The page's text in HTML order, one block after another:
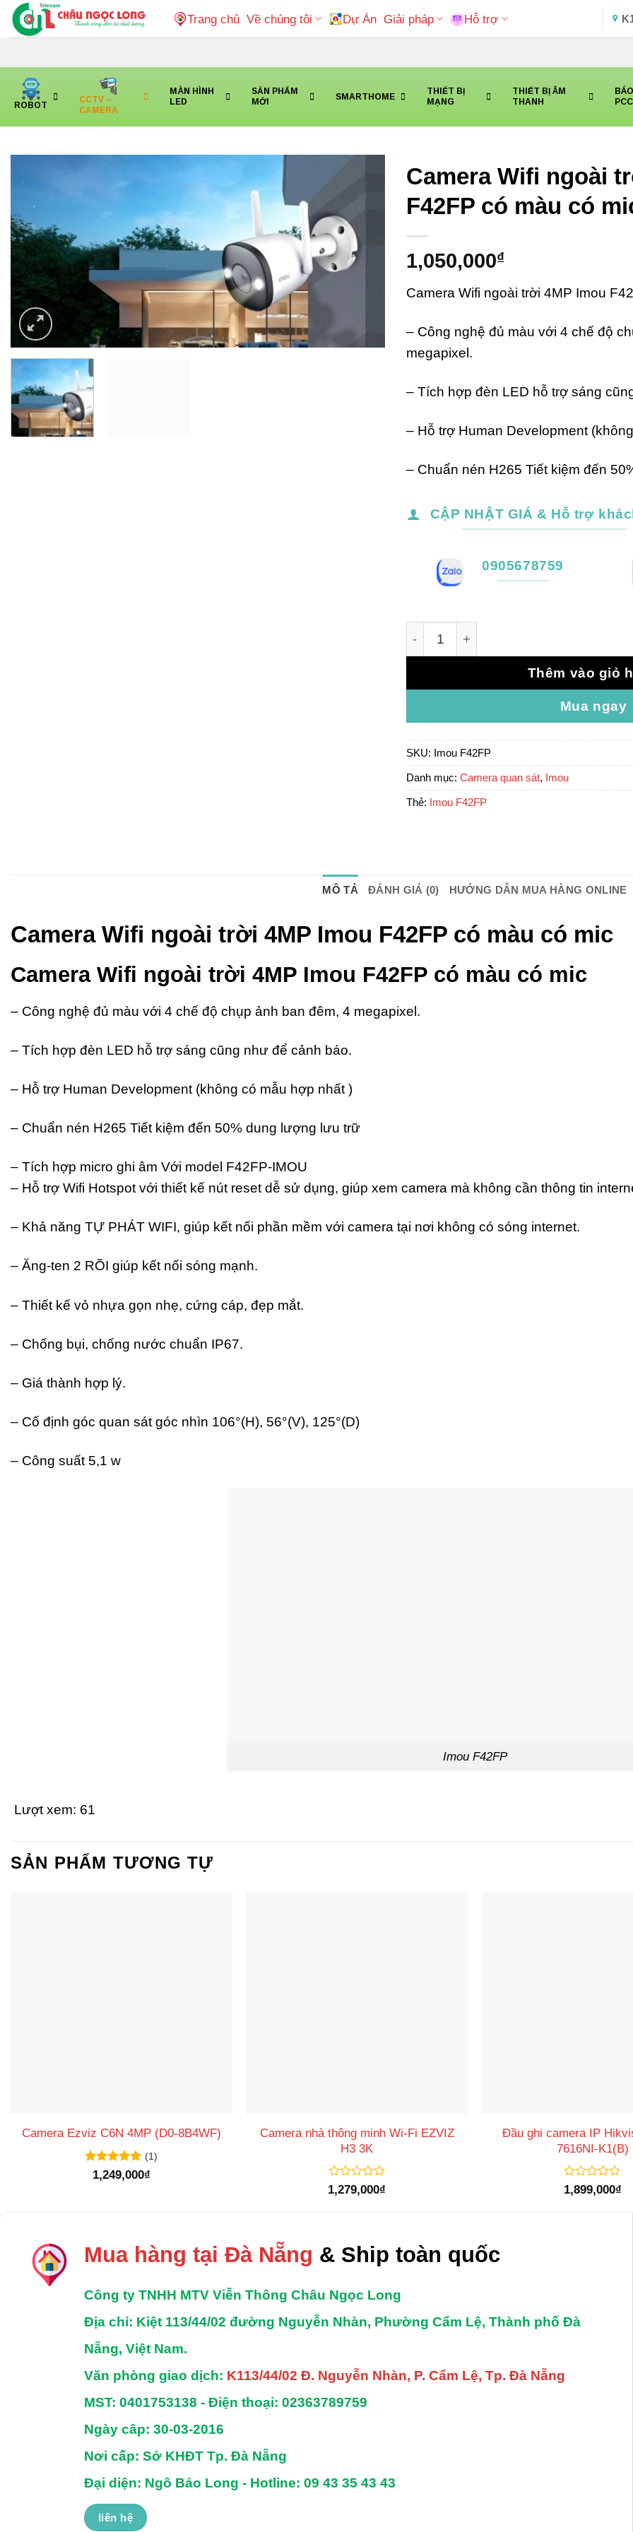
Bỏ
qua
Trang chủ Về chúng tôi Dự Án Giải pháp Hỗ trợ
ROBOT
CCTV –
CAMERA
MÀN HÌNH
LED
SẢN PHẨM
MỚI
SMARTHOME
THIẾT BỊ
MẠNG
THIẾT BỊ ÂM
THANH
Camera Wifi ngoài
F42FP có màu có
1,050,000₫
Camera Wifi ngoài trời 4MP Imou
– Công nghệ đủ màu với 4 chế độ
megapixel.
– Tích hợp đèn LED hỗ trợ sáng
– Hỗ trợ Human Development
– Chuẩn nén H265 Tiết kiệm đến
CẬP NHẬT GIÁ & Hỗ trợ
0905678759
Thêm vào giỏ
Mua ngay
SKU: Imou F42FP
Danh mục: Camera quan sát, Imou
Thẻ: Imou F42FP
MÔ TẢ ĐÁNH GIÁ (0) HƯỚNG DẪN MUA HÀNG ONLINE
Camera Wifi ngoài trời 4MP Imou F42FP có màu có mic
Camera Wifi ngoài trời 4MP Imou F42FP có màu có mic
– Công nghệ đủ màu với 4 chế độ chụp ảnh ban đêm, 4 megapixel.
– Tích hợp đèn LED hỗ trợ sáng cũng như để cảnh báo.
– Hỗ trợ Human Development (không có mẫu hợp nhất )
– Chuẩn nén H265 Tiết kiệm đến 50% dung lượng lưu trữ
– Tích hợp micro ghi âm Với model F42FP-IMOU
– Hỗ trợ Wifi Hotspot với thiết kế nút reset dễ sử dụng, giúp xem camera mà không cần thông tin
– Khả năng TỰ PHÁT WIFI, giúp kết nối phần mềm với camera tại nơi không có sóng internet.
– Ăng-ten 2 RÕI giúp kết nối sóng mạnh.
– Thiết kế vỏ nhựa gọn nhẹ, cứng cáp, đẹp mắt.
– Chống bụi, chống nước chuẩn IP67.
– Giá thành hợp lý.
– Cố định góc quan sát góc nhìn 106°(H), 56°(V), 125°(D)
– Công suất 5,1 w
Imou F42FP
Lượt xem: 61
SẢN PHẨM TƯƠNG TỰ
Camera Ezviz C6N 4MP (D0-8B4WF)
Được xếp
hạng
5
(1)
1,249,000₫
Camera nhà thông minh Wi-Fi EZVIZ
H3 3K
Được
xếp
1,279,000₫
Đầu ghi camera IP
7616NI-K1(B)
Được
xếp
1,899,000₫
Mua hàng tại Đà Nẵng & Ship toàn quốc
Công ty TNHH MTV Viễn Thông Châu Ngọc Long
Địa chỉ: Kiệt 113/44/02 đường Nguyễn Nhàn, Phường Cẩm Lệ, Thành phố Đà
Nẵng, Việt Nam.
Văn phòng giao dịch: K113/44/02 Đ. Nguyễn Nhàn, P. Cẩm Lệ, Tp. Đà Nẵng
MST: 0401753138 -Điện thoại: 02363789759
Ngày câp: 30-03-2016
Nơi cấp: Sở KHĐT Tp. Đà Nẵng
Đại diện: Ngô Bảo Long - Hotline: 09 43 35 43 43
liên hệ